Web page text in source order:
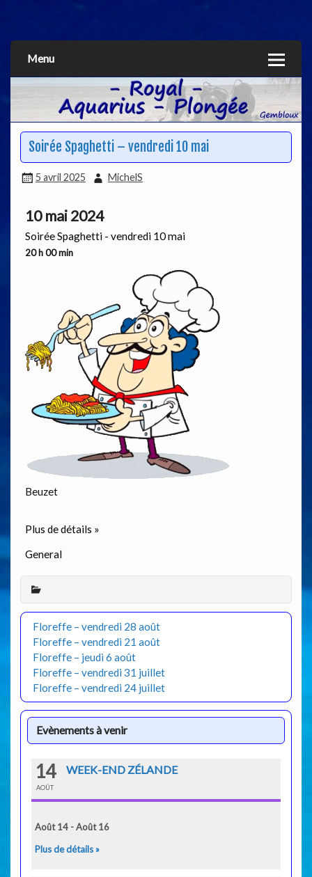
Menu
Soirée Spaghetti – vendredi 10 mai
5 avril 2025 MichelS
10 mai 2024
Soirée Spaghetti - vendredi 10 mai
20 h 00 min
Beuzet
Plus de détails »
General
Floreffe – vendredi 28 août
Floreffe – vendredi 21 août
Floreffe – jeudi 6 août
Floreffe – vendredi 31 juillet
Floreffe – vendredi 24 juillet
Evènements à venir
14
AOÛT
WEEK-END ZÉLANDE
Août 14 - Août 16
Plus de détails »